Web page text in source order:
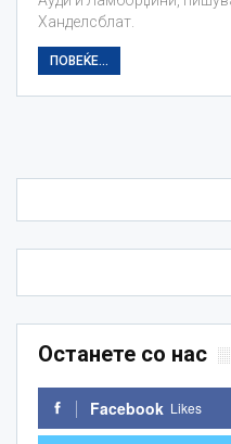
Ханделсблат.
ПОВЕЌЕ...
Останете со нас
Facebook Likes